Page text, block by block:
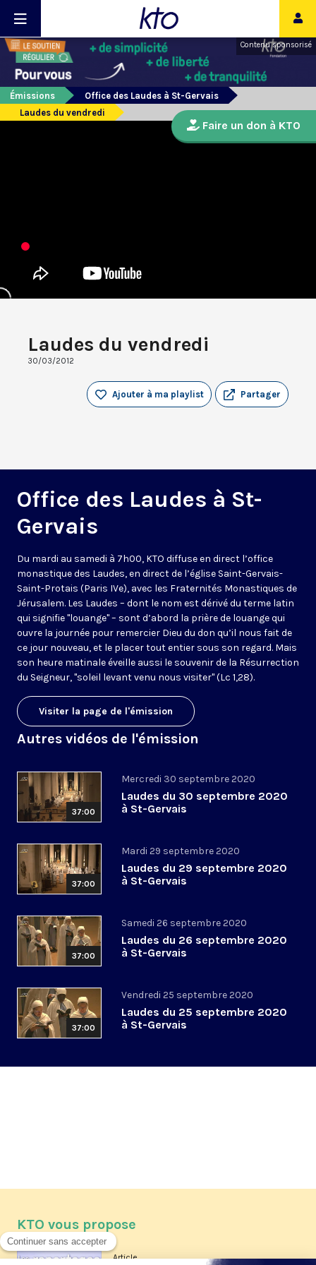
Contenu sponsorisé
Émissions
Office des Laudes à St-Gervais
Laudes du vendredi
Laudes du vendredi
30/03/2012
Partager
Ajouter à ma playlist
Office des Laudes à St-
Gervais
Du mardi au samedi à 7h00, KTO diffuse en direct l’office
monastique des Laudes, en direct de l’église Saint-Gervais-
Saint-Protais (Paris IVe), avec les Fraternités Monastiques de
Jérusalem. Les Laudes – dont le nom est dérivé du terme latin
qui signifie "louange" – sont d’abord la prière de louange qui
ouvre la journée pour remercier Dieu du don qu’il nous fait de
ce jour nouveau, et le placer tout entier sous son regard. Mais
son heure matinale éveille aussi le souvenir de la Résurrection
du Seigneur, "soleil levant venu nous visiter" (Lc 1,28).
Visiter la page de l'émission
Autres vidéos de l'émission
37:00
Mercredi 30 septembre 2020
Laudes du 30 septembre 2020
à St-Gervais
37:00
Mardi 29 septembre 2020
Laudes du 29 septembre 2020
à St-Gervais
37:00
Samedi 26 septembre 2020
Laudes du 26 septembre 2020
à St-Gervais
37:00
Vendredi 25 septembre 2020
Laudes du 25 septembre 2020
à St-Gervais
Faire un don à KTO
KTO vous propose
Article